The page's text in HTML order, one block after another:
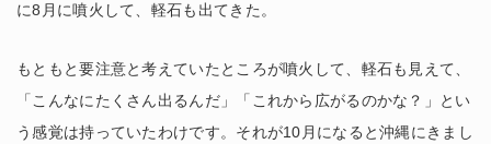
に8月に噴火して、軽石も出てきた。
もともと要注意と考えていたところが噴火して、軽石も見えて、
「こんなにたくさん出るんだ」「これから広がるのかな？」とい
う感覚は持っていたわけです。それが10月になると沖縄にきまし